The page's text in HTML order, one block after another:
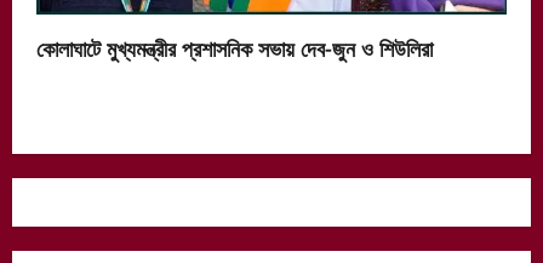
কোলাঘাটে মুখ্যমন্ত্রীর প্রশাসনিক সভায় দেব-জুন ও শিউলিরা